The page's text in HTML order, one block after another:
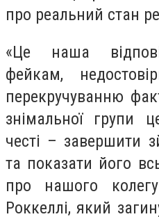
про реальний стан
«Це наша
фейкам,
перекручуванню
знімальної групи
честі – завершити
та показати його
про нашого
Роккеллі, який